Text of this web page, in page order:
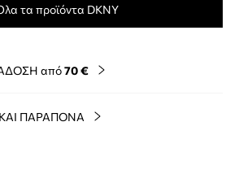
τα προϊόντα DKNY
από70 €
ΠΑΡΑΠΟΝΑ